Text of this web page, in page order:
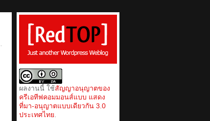
ผลงานนี้ ใช้สัญญาอนุญาตของ
ครีเอทีฟคอมมอนส์แบบ แสดง
ที่มา-อนุญาตแบบเดียวกัน 3.0
ประเทศไทย